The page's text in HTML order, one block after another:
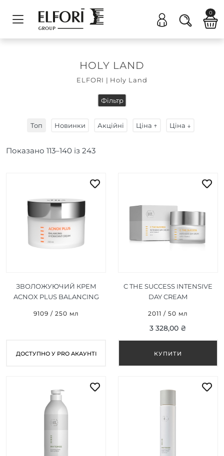
0
HOLY LAND
ELFORI | Holy Land
Фільтр
Топ Новинки Акційні Ціна ↑ Ціна ↓
Показано 113–140 із 243
ЗВОЛОЖУЮЧИЙ КРЕМ
ACNOX PLUS BALANCING
МЛ
9109 / 250 мл
ДОСТУПНО У PRO АКАУНТІ
C THE SUCCESS INTENSIVE
DAY CREAM
КРЕМ) 50 МЛ
2011 / 50 мл
3 328,00 ₴